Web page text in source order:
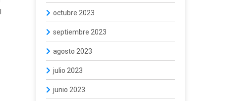
octubre 2023
septiembre 2023
agosto 2023
julio 2023
junio 2023